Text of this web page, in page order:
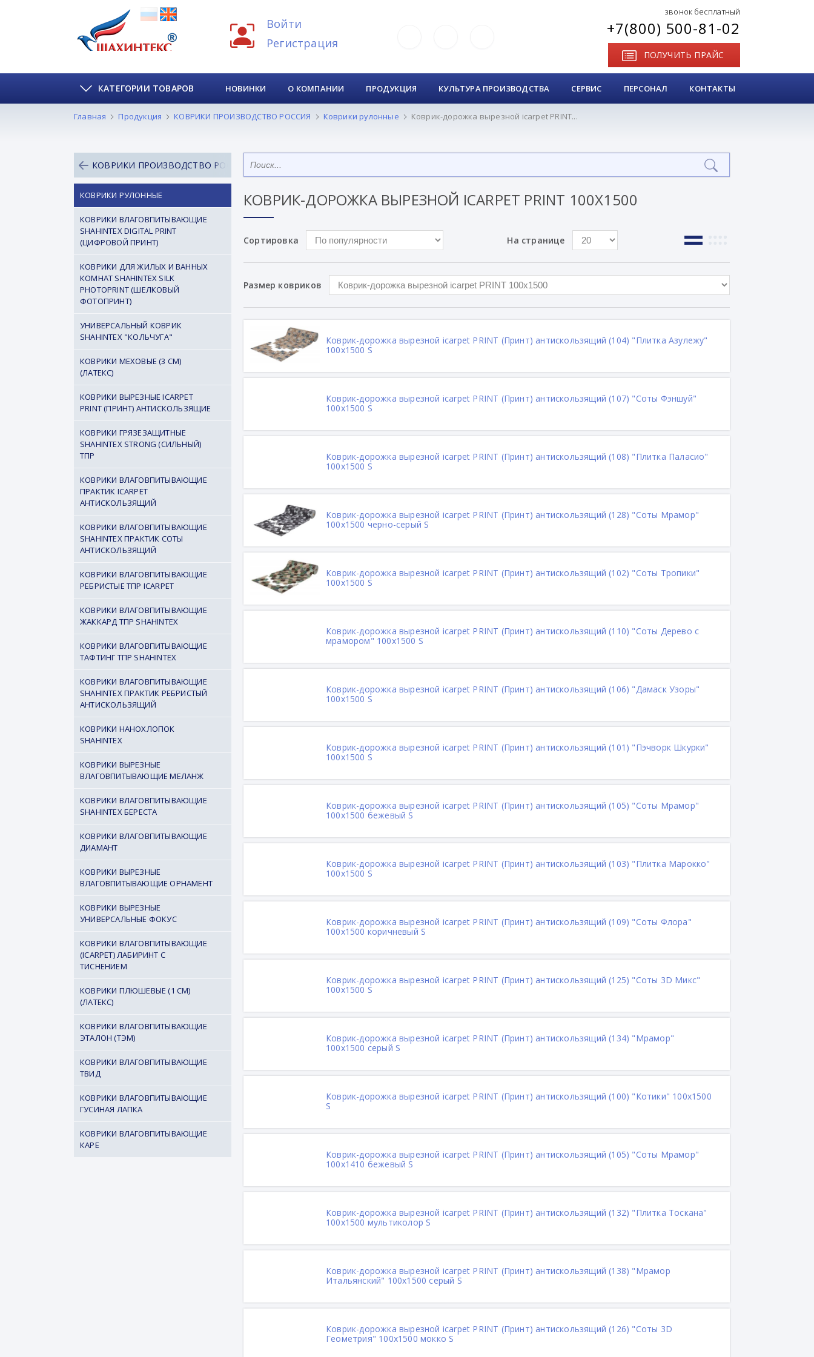
Войти
Регистрация
звонок бесплатный
+7(800) 500-81-02
ПОЛУЧИТЬ ПРАЙС
КАТЕГОРИИ ТОВАРОВ НОВИНКИ О КОМПАНИИ ПРОДУКЦИЯ КУЛЬТУРА ПРОИЗВОДСТВА СЕРВИС ПЕРСОНАЛ КОНТАКТЫ
Главная Продукция КОВРИКИ ПРОИЗВОДСТВО РОССИЯ Коврики рулонные Коврик-дорожка вырезной icarpet PRINT...
КОВРИКИ ПРОИЗВОДСТВО РОССИЯ
КОВРИКИ РУЛОННЫЕ
КОВРИКИ ВЛАГОВПИТЫВАЮЩИЕ
SHAHINTEX DIGITAL PRINT
(ЦИФРОВОЙ ПРИНТ)
КОВРИКИ ДЛЯ ЖИЛЫХ И ВАННЫХ
КОМНАТ SHAHINTEX SILK
PHOTOPRINT (ШЕЛКОВЫЙ
ФОТОПРИНТ)
УНИВЕРСАЛЬНЫЙ КОВРИК
SHAHINTEX "КОЛЬЧУГА"
КОВРИКИ МЕХОВЫЕ (3 СМ)
(ЛАТЕКС)
КОВРИКИ ВЫРЕЗНЫЕ ICARPET
PRINT (ПРИНТ) АНТИСКОЛЬЗЯЩИЕ
КОВРИКИ ГРЯЗЕЗАЩИТНЫЕ
SHAHINTEX STRONG (СИЛЬНЫЙ)
ТПР
КОВРИКИ ВЛАГОВПИТЫВАЮЩИЕ
ПРАКТИК ICARPET
АНТИСКОЛЬЗЯЩИЙ
КОВРИКИ ВЛАГОВПИТЫВАЮЩИЕ
SHAHINTEX ПРАКТИК СОТЫ
АНТИСКОЛЬЗЯЩИЙ
КОВРИКИ ВЛАГОВПИТЫВАЮЩИЕ
РЕБРИСТЫЕ ТПР ICARPET
КОВРИКИ ВЛАГОВПИТЫВАЮЩИЕ
ЖАККАРД ТПР SHAHINTEX
КОВРИКИ ВЛАГОВПИТЫВАЮЩИЕ
ТАФТИНГ ТПР SHAHINTEX
КОВРИКИ ВЛАГОВПИТЫВАЮЩИЕ
SHAHINTEX ПРАКТИК РЕБРИСТЫЙ
АНТИСКОЛЬЗЯЩИЙ
КОВРИКИ НАНОХЛОПОК
SHAHINTEX
КОВРИКИ ВЫРЕЗНЫЕ
ВЛАГОВПИТЫВАЮЩИЕ МЕЛАНЖ
КОВРИКИ ВЛАГОВПИТЫВАЮЩИЕ
SHAHINTEX БЕРЕСТА
КОВРИКИ ВЛАГОВПИТЫВАЮЩИЕ
ДИАМАНТ
КОВРИКИ ВЫРЕЗНЫЕ
ВЛАГОВПИТЫВАЮЩИЕ ОРНАМЕНТ
КОВРИКИ ВЫРЕЗНЫЕ
УНИВЕРСАЛЬНЫЕ ФОКУС
КОВРИКИ ВЛАГОВПИТЫВАЮЩИЕ
(ICARPET) ЛАБИРИНТ С
ТИСНЕНИЕМ
КОВРИКИ ПЛЮШЕВЫЕ (1 СМ)
(ЛАТЕКС)
КОВРИКИ ВЛАГОВПИТЫВАЮЩИЕ
ЭТАЛОН (ТЭМ)
КОВРИКИ ВЛАГОВПИТЫВАЮЩИЕ
ТВИД
КОВРИКИ ВЛАГОВПИТЫВАЮЩИЕ
ГУСИНАЯ ЛАПКА
КОВРИКИ ВЛАГОВПИТЫВАЮЩИЕ
КАРЕ
КОВРИК-ДОРОЖКА ВЫРЕЗНОЙ ICARPET PRINT 100Х1500
Сортировка На странице
Размер ковриков
Коврик-дорожка вырезной icarpet PRINT (Принт) антискользящий (104) "Плитка Азулежу"
100х1500 S
Коврик-дорожка вырезной icarpet PRINT (Принт) антискользящий (107) "Соты Фэншуй"
100х1500 S
Коврик-дорожка вырезной icarpet PRINT (Принт) антискользящий (108) "Плитка Паласио"
100х1500 S
Коврик-дорожка вырезной icarpet PRINT (Принт) антискользящий (128) "Соты Мрамор"
100х1500 черно-серый S
Коврик-дорожка вырезной icarpet PRINT (Принт) антискользящий (102) "Соты Тропики"
100х1500 S
Коврик-дорожка вырезной icarpet PRINT (Принт) антискользящий (110) "Соты Дерево с
мрамором" 100х1500 S
Коврик-дорожка вырезной icarpet PRINT (Принт) антискользящий (106) "Дамаск Узоры"
100х1500 S
Коврик-дорожка вырезной icarpet PRINT (Принт) антискользящий (101) "Пэчворк Шкурки"
100х1500 S
Коврик-дорожка вырезной icarpet PRINT (Принт) антискользящий (105) "Соты Мрамор"
100х1500 бежевый S
Коврик-дорожка вырезной icarpet PRINT (Принт) антискользящий (103) "Плитка Марокко"
100х1500 S
Коврик-дорожка вырезной icarpet PRINT (Принт) антискользящий (109) "Соты Флора"
100х1500 коричневый S
Коврик-дорожка вырезной icarpet PRINT (Принт) антискользящий (125) "Соты 3D Микс"
100х1500 S
Коврик-дорожка вырезной icarpet PRINT (Принт) антискользящий (134) "Мрамор"
100х1500 серый S
Коврик-дорожка вырезной icarpet PRINT (Принт) антискользящий (100) "Котики" 100х1500
S
Коврик-дорожка вырезной icarpet PRINT (Принт) антискользящий (105) "Соты Мрамор"
100х1410 бежевый S
Коврик-дорожка вырезной icarpet PRINT (Принт) антискользящий (132) "Плитка Тоскана"
100х1500 мультиколор S
Коврик-дорожка вырезной icarpet PRINT (Принт) антискользящий (138) "Мрамор
Итальянский" 100х1500 серый S
Коврик-дорожка вырезной icarpet PRINT (Принт) антискользящий (126) "Соты 3D
Геометрия" 100х1500 мокко S